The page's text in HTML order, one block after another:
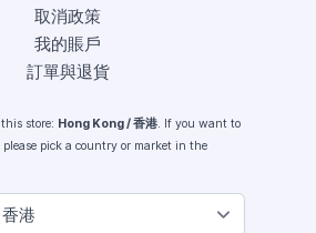
取消政策
我的賬戶
訂單與退貨
store: Hong Kong / 香港. If you want to
please pick a country or market in the